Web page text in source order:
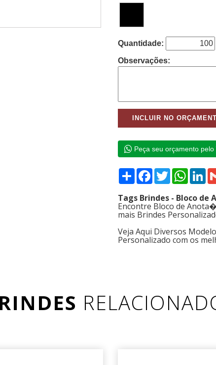
Quantidade:
Observações:
Peça seu orçamento pelo
Compartilhar
Facebook
Twitter
Tags Brindes - Bloco
Encontre Bloco de
mais Brindes
Veja Aqui Diversos
Personalizado com os